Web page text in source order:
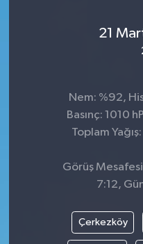
21
Nem: %92,
Basınç: 1010
Toplam
Görüş
7:12,
Çerkezköy